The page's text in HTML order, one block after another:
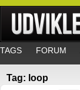
TAGS FORUM
Tag: loop